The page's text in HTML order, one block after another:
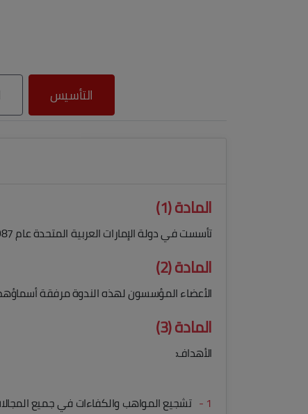
التأسيس
المادة (1)
تأسست في دولة الإمارات العربية المتحدة عام 1987م، جمعية ثقافية عرفن (باسم ندوة الثقافة والعلوم) متخذة من إمارة دبي مقراً دائماً لها.
المادة (2)
الأعضاء المؤسسون لهذه الندوة مرفقة أسماؤهم
المادة (3)
الأهداف:
1 -
تشجيع المواهب والكفاءات في جميع